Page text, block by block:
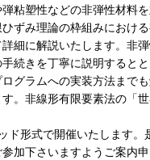
粘塑性などの非弾性材料を
ずみ理論の枠組みにおけ
細に解説いたします。非
続きを丁寧に説明すると
グラムへの実装方法まで
。非線形有限要素法の「
ド形式で開催いたします。
加下さいますようご案内申